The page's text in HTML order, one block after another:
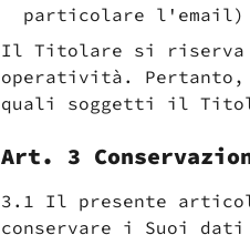
particolare l'email)
Il Titolare si riserva
operatività.
quali soggetti il
Art. 3
3.1 Il presente
conservare i Suoi